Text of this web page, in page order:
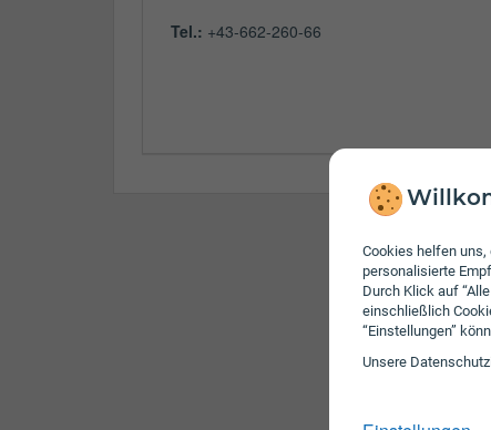
Cookies helfen
personalisierte
Durch Klick auf
einschließlich
“Einstellungen”
Unsere
Tel.: +43-662-260-66